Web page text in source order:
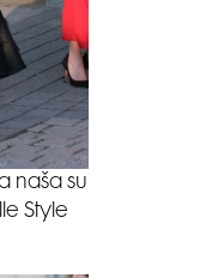
naša su
Style